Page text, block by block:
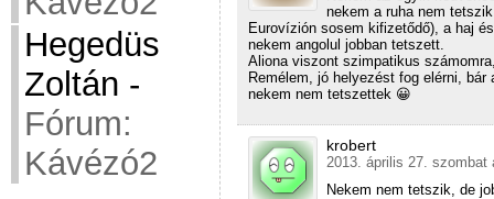
Hegedüs
Zoltán -
Fórum:
Kávézó2
nekem a ruha nem
Eurovízión sosem kifizetődő), a haj
nekem angolul jobban tetszett.
Aliona viszont szimpatikus
Remélem, jó helyezést fog elérni,
nekem nem tetszettek 😀
krobert
2013. április 27. szombat
Nekem nem tetszik, de